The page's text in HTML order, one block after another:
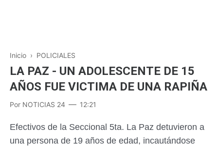
Inicio › POLICIALES
LA PAZ - UN ADOLESCENTE DE 15
AÑOS FUE VICTIMA DE UNA RAPIÑA
Por NOTICIAS 24 12:21
Efectivos de la Seccional 5ta. La Paz detuvieron a
una persona de 19 años de edad, incautándose